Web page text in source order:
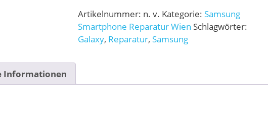
Reparatur
Menge
Artikelnummer: n. v. Kategorie: Samsung
Smartphone Reparatur Wien Schlagwörter:
Galaxy, Reparatur, Samsung
Informationen